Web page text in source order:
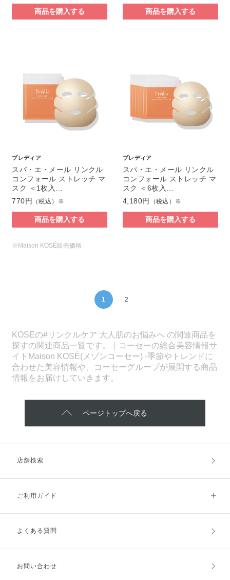
商品を購入する 商品を購入する
プレディア
スパ・エ・メール リンクル
コンフォール ストレッチ マ
スク ＜1枚入…
770円 （税込）※
商品を購入する
プレディア
スパ・エ・メール リンクル
コンフォール ストレッチ マ
スク ＜6枚入…
4,180円
（税込）※
商品を購入する
※Maison KOSÉ販売価格
1 2
KOSEの#リンクルケア 大人肌のお悩みへ の関連商品を
探すの関連商品一覧です。｜コーセーの総合美容情報サ
イトMaison KOSÉ(メゾンコーセー) -季節やトレンドに
合わせた美容情報や、コーセーグループが展開する商品
情報をお届けしていきます。
ページトップへ戻る
店舗検索
ご利用ガイド
ご利用ガイドトップ
お支払方法
よくある質問
お問い合わせ